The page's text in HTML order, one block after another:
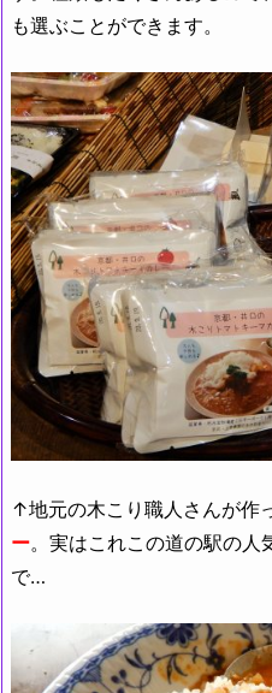
も選ぶことができます。
↑地元の木こり職人さんが作
ー。実はこれこの道の駅の人
で…